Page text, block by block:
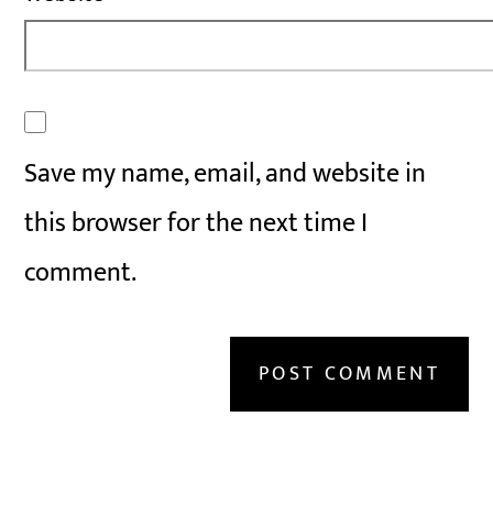
Save my name, email, and website in
this browser for the next time I
comment.